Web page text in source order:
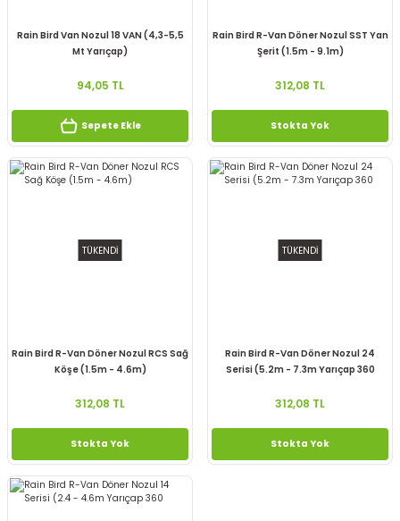
Rain Bird Van Nozul 18 VAN (4,3-5,5
Mt Yarıçap)
94,05 TL
Sepete Ekle
Rain Bird R-Van Döner Nozul SST Yan
Şerit (1.5m - 9.1m)
312,08 TL
Stokta Yok
TÜKENDİ
Rain Bird R-Van Döner Nozul RCS Sağ
Köşe (1.5m - 4.6m)
312,08 TL
Stokta Yok
TÜKENDİ
Rain Bird R-Van Döner Nozul 24
Serisi (5.2m - 7.3m Yarıçap 360
312,08 TL
Stokta Yok